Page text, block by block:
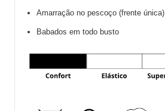
Amarração no pescoço (frente única)
Babados em todo busto